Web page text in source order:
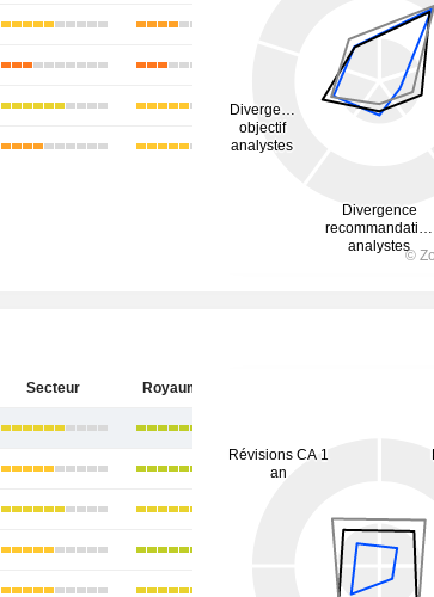
Secteur Royaume-Uni